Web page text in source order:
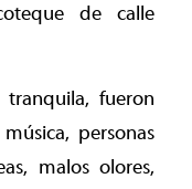
de calle
fueron
personas
malos olores,